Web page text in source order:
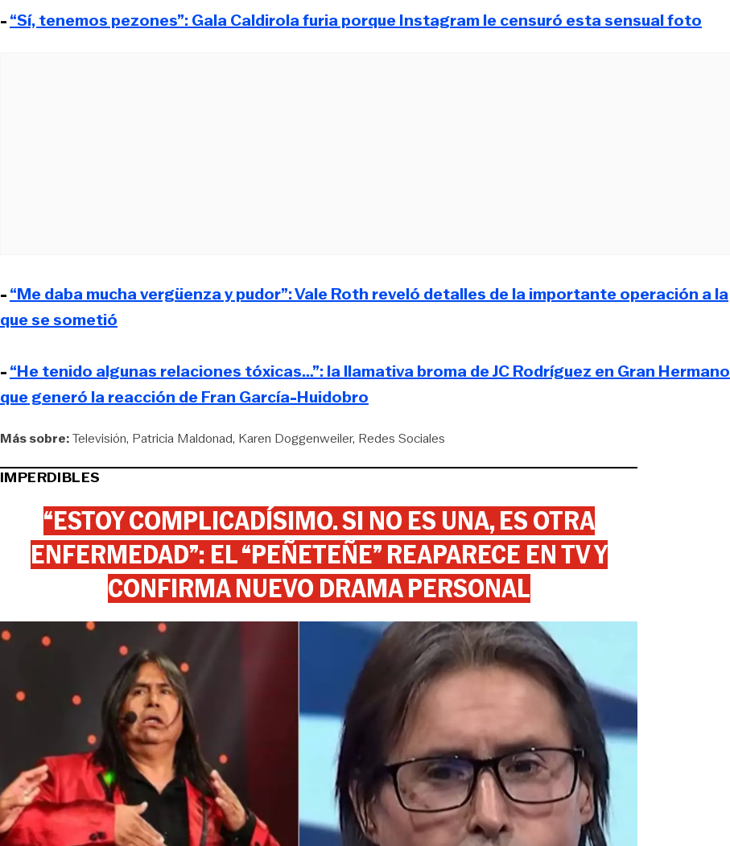
-“Sí, tenemos pezones”: Gala Caldirola furia porque Instagram le censuró esta sensual foto
-“Me daba mucha vergüenza y pudor”: Vale Roth reveló detalles de la importante operación a la
que se sometió
-“He tenido algunas relaciones tóxicas…”: la llamativa broma de JC Rodríguez en Gran Hermano
que generó la reacción de Fran García-Huidobro
Más sobre:Televisión Patricia Maldonad Karen Doggenweiler Redes Sociales
IMPERDIBLES
“ESTOY COMPLICADÍSIMO. SI NO ES UNA, ES OTRA
ENFERMEDAD”: EL “PEÑETEÑE” REAPARECE EN TV Y
CONFIRMA NUEVO DRAMA PERSONAL